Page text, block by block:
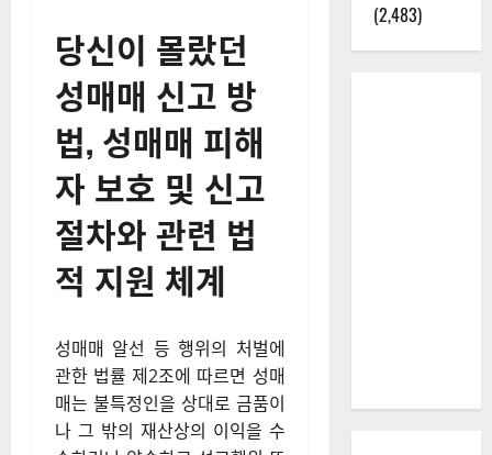
당신이 몰랐던
성매매 신고 방
법, 성매매 피해
자 보호 및 신고
절차와 관련 법
적 지원 체계
성매매 알선 등 행위의 처벌에
관한 법률 제2조에 따르면 성매
매는 불특정인을 상대로 금품이
나 그 밖의 재산상의 이익을 수
(2,483)